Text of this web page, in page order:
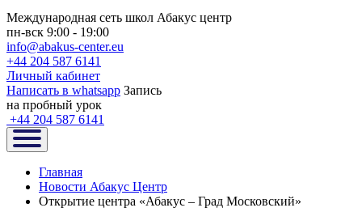
Международная сеть школ Абакус центр
пн-вск 9:00 - 19:00
info@abakus-center.eu
+44 204 587 6141
Личный кабинет
Написать в whatsapp Запись
на пробный урок
+44 204 587 6141
Главная
Новости Абакус Центр
Открытие центра «Абакус – Град Московский»